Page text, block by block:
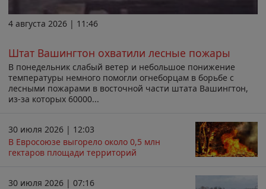
4 августа 2026 | 11:46
Штат Вашингтон охватили лесные пожары
В понедельник слабый ветер и небольшое понижение
температуры немного помогли огнеборцам в борьбе с
лесными пожарами в восточной части штата Вашингтон,
из-за которых 60000...
30 июля 2026 | 12:03
В Евросоюзе выгорело около 0,5 млн
гектаров площади территорий
30 июля 2026 | 07:16